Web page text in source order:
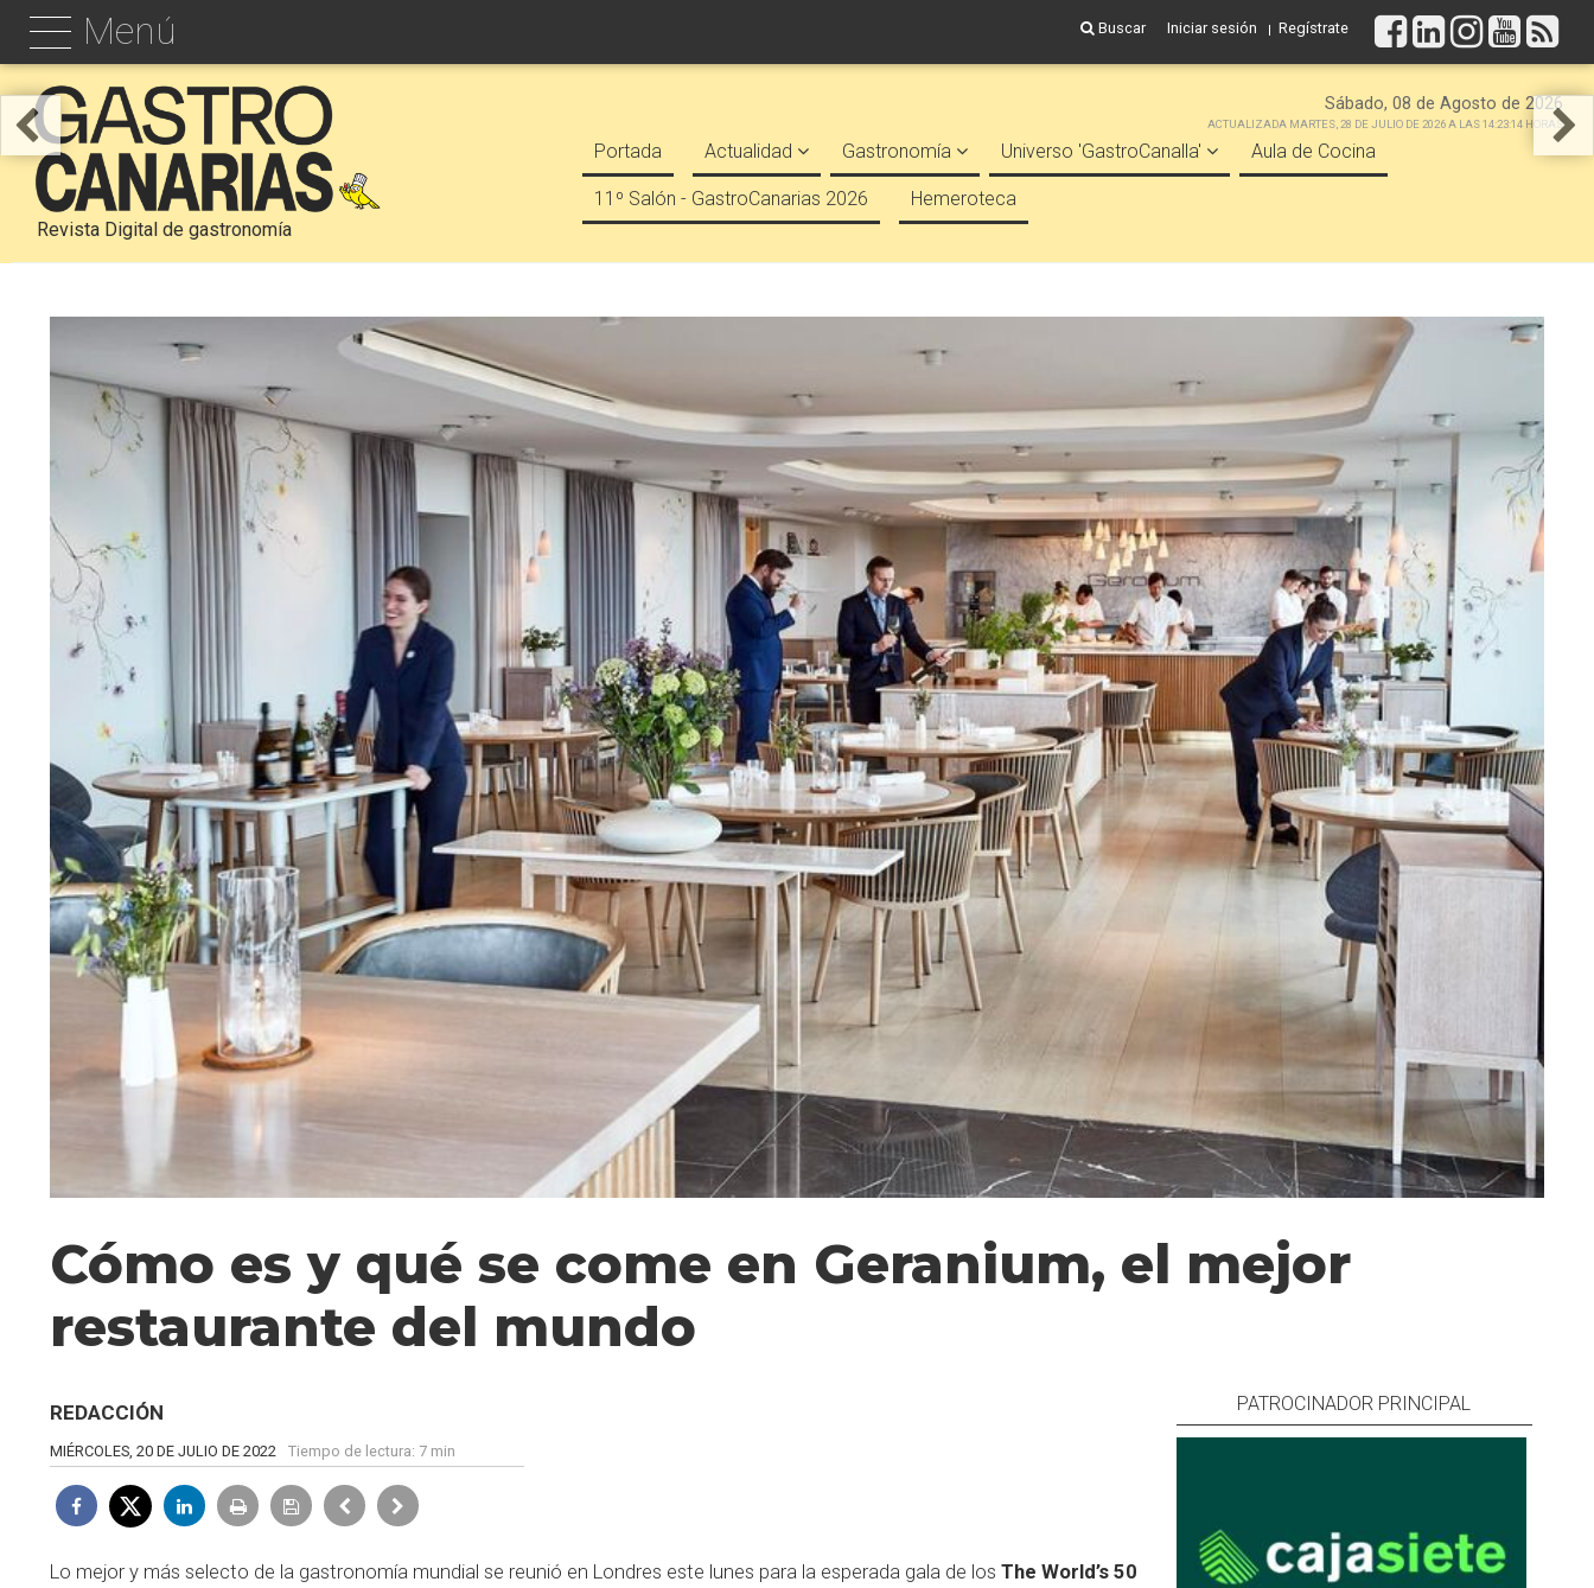
Menú Buscar Iniciar sesión Regístrate
Revista Digital de gastronomía
Sábado, 08 de Agosto de 2026
ACTUALIZADA MARTES, 28 DE JULIO DE 2026 A LAS 14:23:14 HORAS
Portada Actualidad Gastronomía Universo 'GastroCanalla' Aula de Cocina
11º Salón - GastroCanarias 2026 Hemeroteca
Cómo es y qué se come en Geranium, el mejor
restaurante del mundo
REDACCIÓN
MIÉRCOLES, 20 DE JULIO DE 2022 Tiempo de lectura: 7 min
Lo mejor y más selecto de la gastronomía mundial se reunió en Londres este lunes para la esperada gala de los The World’s 50
PATROCINADOR PRINCIPAL